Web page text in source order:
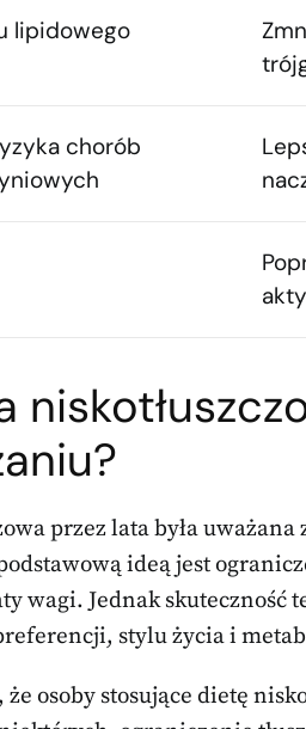
lipidowego
chorób
?
przez lata była
ideą jest
wagi. Jednak skuteczność
stylu życia i
osoby stosujące dietę